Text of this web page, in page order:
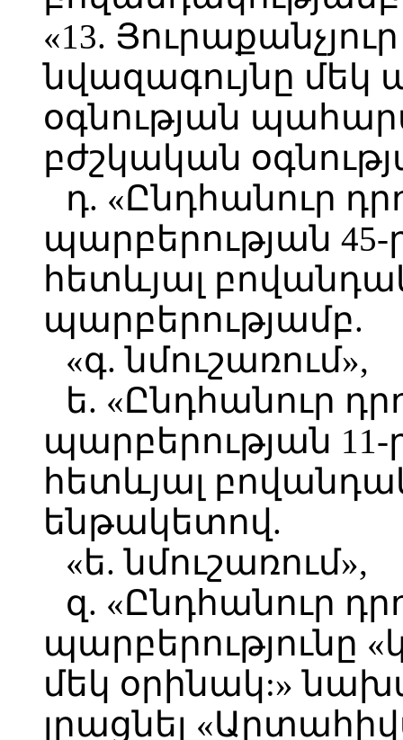
«13.
նվազագույնը
օգնության
բժշկական
դ. «Ընդհանուր
պարբերության
հետևյալ
պարբերությամբ.
«գ. նմուշառում»,
ե. «Ընդհանուր
պարբերության 11-
հետևյալ
ենթակետով.
«ե. նմուշառում»,
զ. «Ընդհանուր
պարբերությունը
մեկ օրինակ:»
լրացնել